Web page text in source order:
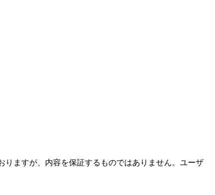
ますが、内容を保証するものではありません。ユーザ